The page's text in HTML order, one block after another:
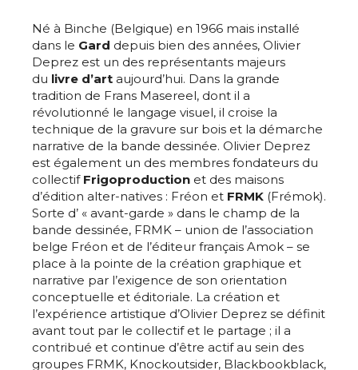
Né à Binche (Belgique) en 1966 mais installé
dans le Gard depuis bien des années, Olivier
Deprez est un des représentants majeurs
du livre d’art aujourd’hui. Dans la grande
tradition de Frans Masereel, dont il a
révolutionné le langage visuel, il croise la
technique de la gravure sur bois et la démarche
narrative de la bande dessinée. Olivier Deprez
est également un des membres fondateurs du
collectif Frigoproduction et des maisons
d’édition alter-natives : Fréon et FRMK (Frémok).
Sorte d’ « avant-garde » dans le champ de la
bande dessinée, FRMK – union de l’association
belge Fréon et de l’éditeur français Amok – se
place à la pointe de la création graphique et
narrative par l’exigence de son orientation
conceptuelle et éditoriale. La création et
l’expérience artistique d’Olivier Deprez se définit
avant tout par le collectif et le partage ; il a
contribué et continue d’être actif au sein des
groupes FRMK, Knockoutsider, Blackbookblack,